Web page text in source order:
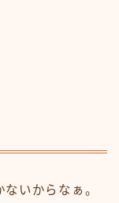
いからなぁ。